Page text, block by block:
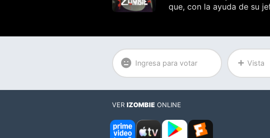
que, con la ayuda de su
Ingresa para votar Vista
VER IZOMBIE ONLINE